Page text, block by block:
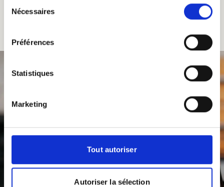
Nécessaires
Préférences
Statistiques
Marketing
Tout autoriser
Autoriser la sélection
Alle producten